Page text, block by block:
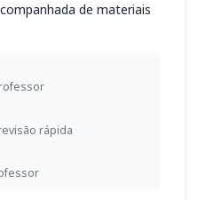
de materiais
rápida